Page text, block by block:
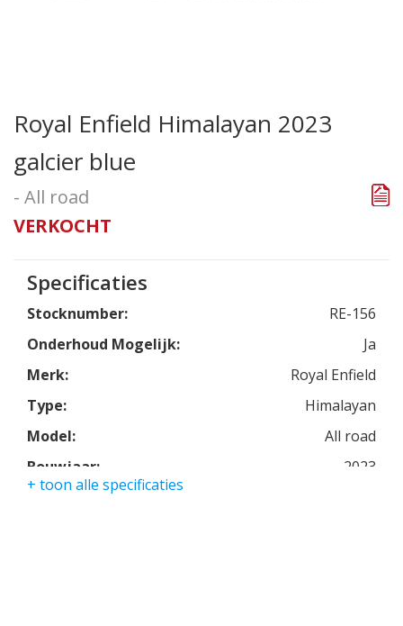
Royal Enfield Himalayan 2023
galcier blue
- All road
VERKOCHT
Specificaties
Stocknumber:
RE-156
Onderhoud Mogelijk:
Ja
Merk:
Royal Enfield
Type:
Himalayan
Model:
All road
Bouwjaar:
2023
+ toon alle specificaties